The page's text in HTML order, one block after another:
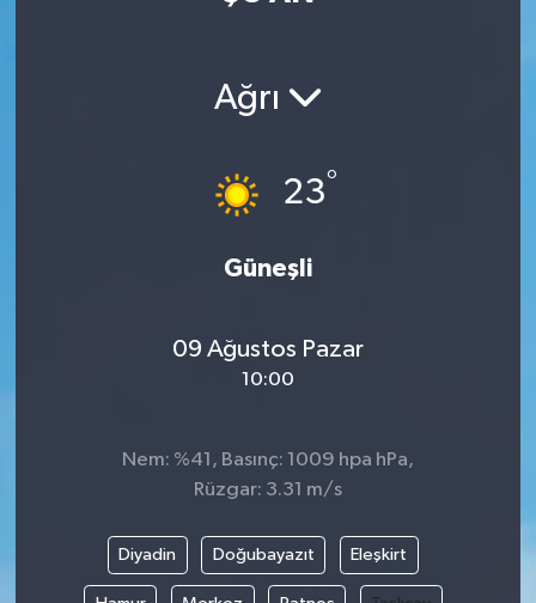
Ağrı
23°
Güneşli
09 Ağustos Pazar
10:00
Nem: %41, Basınç: 1009 hpa hPa,
Rüzgar: 3.31 m/s
Diyadin Doğubayazıt Eleşkirt
Gizlilik Sözleşmesi